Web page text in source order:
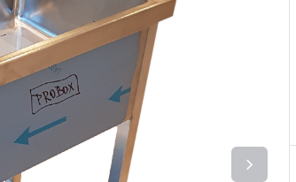
PROFESSIONAL